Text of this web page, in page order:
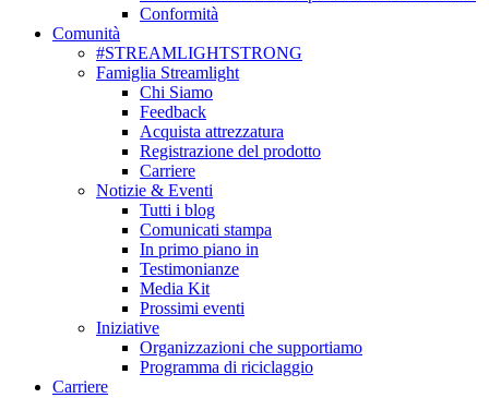
Conformità
Comunità
#STREAMLIGHTSTRONG
Famiglia Streamlight
Chi Siamo
Feedback
Acquista attrezzatura
Registrazione del prodotto
Carriere
Notizie & Eventi
Tutti i blog
Comunicati stampa
In primo piano in
Testimonianze
Media Kit
Prossimi eventi
Iniziative
Organizzazioni che supportiamo
Programma di riciclaggio
Carriere